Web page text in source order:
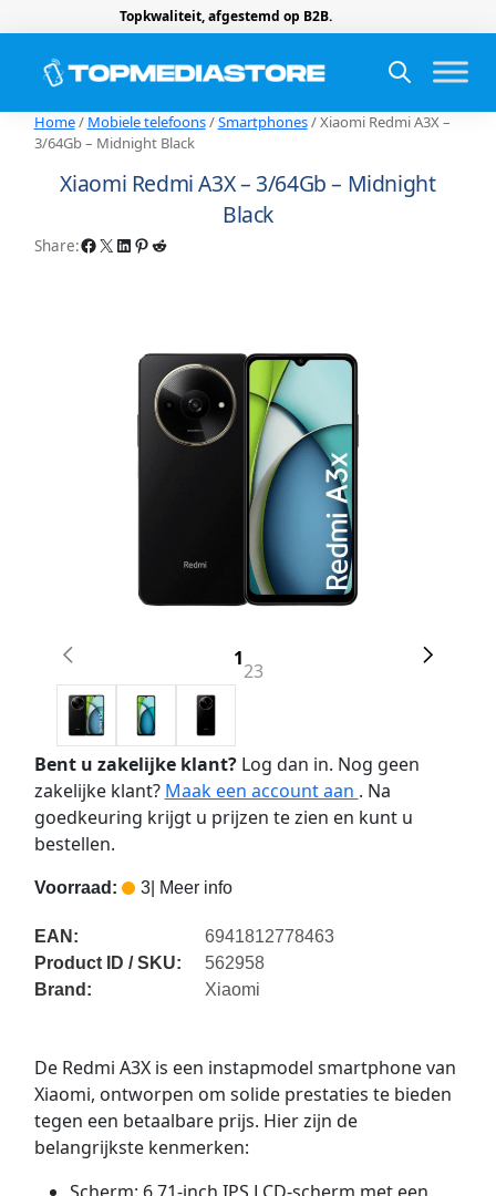
Topkwaliteit, afgestemd op B2B.
Home/ Mobiele telefoons/Smartphones/ Xiaomi Redmi A3X –
3/64Gb – Midnight Black
Xiaomi Redmi A3X – 3/64Gb – Midnight
Black
Share:Facebook X LinkedIn Pinterest Reddit
1
23
Bent u zakelijke klant?Log dan in. Nog geen
zakelijke klant? Maak een account aan . Na
goedkeuring krijgt u prijzen te zien en kunt u
bestellen.
Voorraad: 3| Meer info
EAN:
6941812778463
Product ID / SKU:
562958
Brand:
Xiaomi
De Redmi A3X is een instapmodel smartphone van
Xiaomi, ontworpen om solide prestaties te bieden
tegen een betaalbare prijs. Hier zijn de
belangrijkste kenmerken: